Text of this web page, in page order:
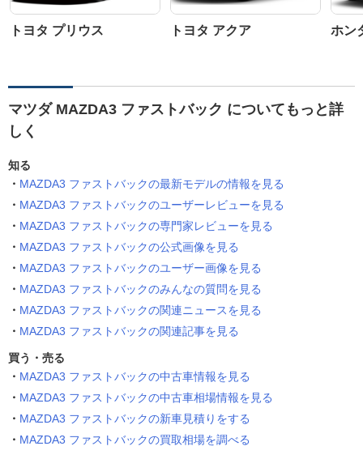
トヨタ プリウス トヨタ アクア ホン
マツダ MAZDA3 ファストバック についてもっと詳
しく
知る
MAZDA3 ファストバックの最新モデルの情報を見る
MAZDA3 ファストバックのユーザーレビューを見る
MAZDA3 ファストバックの専門家レビューを見る
MAZDA3 ファストバックの公式画像を見る
MAZDA3 ファストバックのユーザー画像を見る
MAZDA3 ファストバックのみんなの質問を見る
MAZDA3 ファストバックの関連ニュースを見る
MAZDA3 ファストバックの関連記事を見る
買う・売る
MAZDA3 ファストバックの中古車情報を見る
MAZDA3 ファストバックの中古車相場情報を見る
MAZDA3 ファストバックの新車見積りをする
MAZDA3 ファストバックの買取相場を調べる